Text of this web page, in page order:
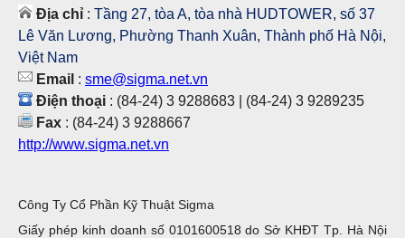
Địa chỉ : Tầng 27, tòa A, tòa nhà HUDTOWER, số 37
Lê Văn Lương, Phường Thanh Xuân, Thành phố Hà Nội,
Việt Nam
Email : sme@sigma.net.vn
Điện thoại : (84-24) 3 9288683 | (84-24) 3 9289235
Fax : (84-24) 3 9288667
http://www.sigma.net.vn
Công Ty Cổ Phần Kỹ Thuật Sigma
Giấy phép kinh doanh số 0101600518 do Sở KHĐT Tp. Hà Nội